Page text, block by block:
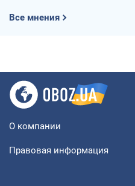
Все мнения
О компании
Правовая информация